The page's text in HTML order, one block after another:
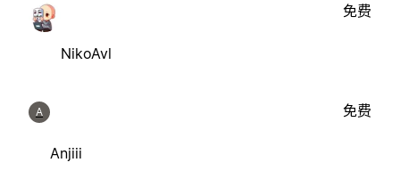
NikoAvl
免费
A
Anjiii
免费